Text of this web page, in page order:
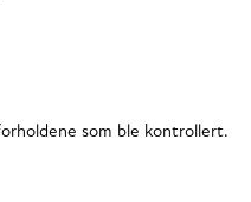
som ble kontrollert.